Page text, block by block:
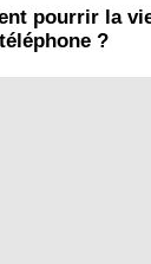
pourrir la
?